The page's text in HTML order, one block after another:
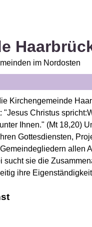
im Nordosten
Kirchengemeinde
"Jesus Christus
Ihnen." (Mt 18,20)
Gottesdiensten,
allen
sucht sie die
ihre